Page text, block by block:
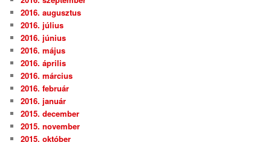
2016. augusztus
2016. július
2016. június
2016. május
2016. április
2016. március
2016. február
2016. január
2015. december
2015. november
2015. október